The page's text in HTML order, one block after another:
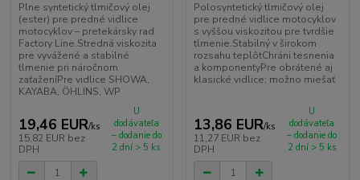
Plne syntetický tlmičový olej
(ester) pre predné vidlice
motocyklov – pretekársky rad
Factory Line.Stredná viskozita
pre vyvážené a stabilné
tlmenie pri náročnom
zaťaženíPre vidlice SHOWA,
KAYABA, ÖHLINS, WP
19,46 EUR/ks
15,82 EUR bez
DPH
U
dodávateľa
– dodanie do
2 dní > 5 ks
Polosyntetický tlmičový olej
pre predné vidlice motocyklov
s vyššou viskozitou pre tvrdšie
tlmenie.Stabilný v širokom
rozsahu teplôtChráni tesnenia
a komponentyPre obrátené aj
klasické vidlice; možno miešať
13,86 EUR/ks
11,27 EUR bez
DPH
U
dodávateľa
– dodanie do
2 dní > 5 ks